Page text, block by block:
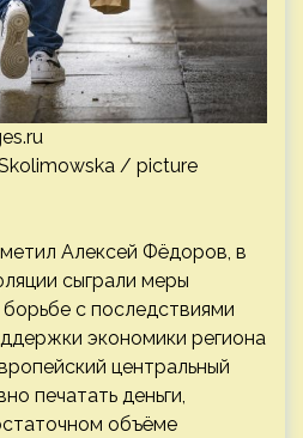
/ picture
Алексей Фёдоров, в
сыграли меры
с последствиями
экономики региона
центральный
печатать деньги,
объёме